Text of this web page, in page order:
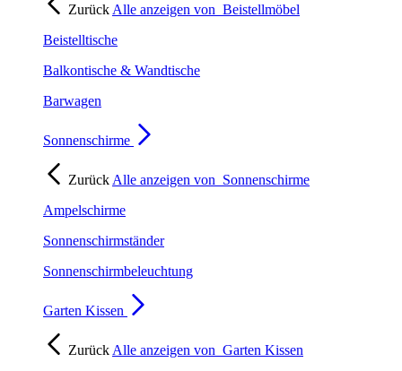
Zurück Alle anzeigen von Beistellmöbel
Beistelltische
Balkontische & Wandtische
Barwagen
Sonnenschirme
Zurück Alle anzeigen von Sonnenschirme
Ampelschirme
Sonnenschirmständer
Sonnenschirmbeleuchtung
Garten Kissen
Zurück Alle anzeigen von Garten Kissen